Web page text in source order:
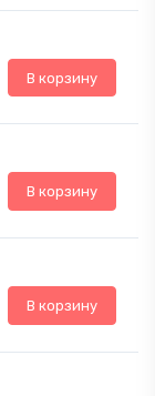
В корзину
В корзину
В корзину